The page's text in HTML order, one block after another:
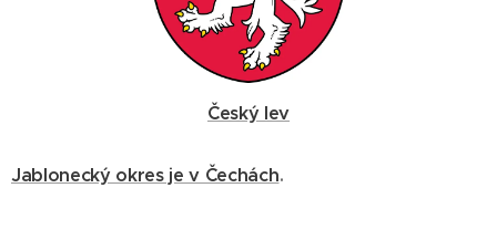
Český lev
Jablonecký okres je v Čechách.